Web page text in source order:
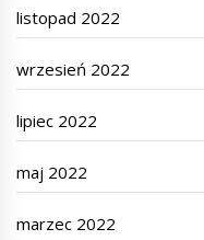
listopad 2022
wrzesień 2022
lipiec 2022
maj 2022
marzec 2022